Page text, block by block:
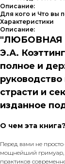
Описание:
Для кого и Что вы
Характеристики
Описание:
"ЛЮБОВНАЯ
Э.А.
полное и
руководство
страсти и
изданное
О чем эта книга?
Перед вами не
мощнейший
практиков